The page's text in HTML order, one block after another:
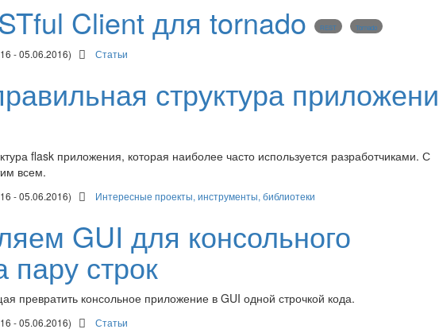
Client для tornado REST Tornado
- 05.06.2016) Статьи
структура
flask приложения, которая наиболее часто используется разработчиками. С
всем.
- 05.06.2016) Интересные проекты, инструменты, библиотеки
GUI для консольного
пару строк
превратить консольное приложение в GUI одной строчкой кода.
- 05.06.2016) Статьи